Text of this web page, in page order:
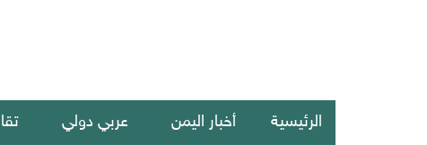
الرئيسية أخبار اليمن عربي دولي